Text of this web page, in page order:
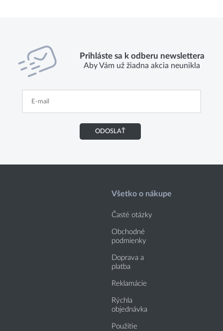
Prihláste sa k odberu newslettera
Aby Vám už žiadna akcia neunikla
ODOSLAŤ
Všetko o nákupe
Časté otázky
Obchodné
podmienky
Doprava a
platba
Reklamácie
Rýchla
objednávka
Použitie